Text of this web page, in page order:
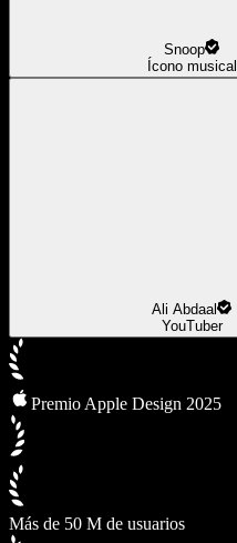
Snoop
Ícono musical
Ali Abdaal
YouTuber
Premio Apple Design 2025
Más de 50 M de usuarios